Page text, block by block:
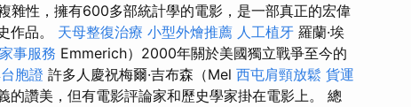
雜性，擁有600多部統計學的電影，是一部真正的宏偉
作品。 天母整復治療 小型外燴推薦 人工植牙 羅蘭·埃
家事服務 Emmerich）2000年關於美國獨立戰爭至今的
胞證 許多人慶祝梅爾·吉布森（Mel 西屯肩頸放鬆 貨運
的讚美，但有電影評論家和歷史學家掛在電影上。 總